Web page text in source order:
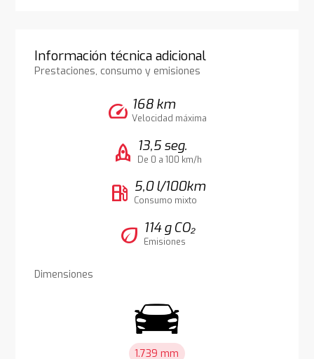
Información técnica adicional
Prestaciones, consumo y emisiones
speed 168 km
Velocidad máxima
rocket 13,5 seg.
De 0 a 100 km/h
local_gas_station 5,0 l/100km
Consumo mixto
eco 114 g CO₂
Emisiones
Dimensiones
1.739 mm